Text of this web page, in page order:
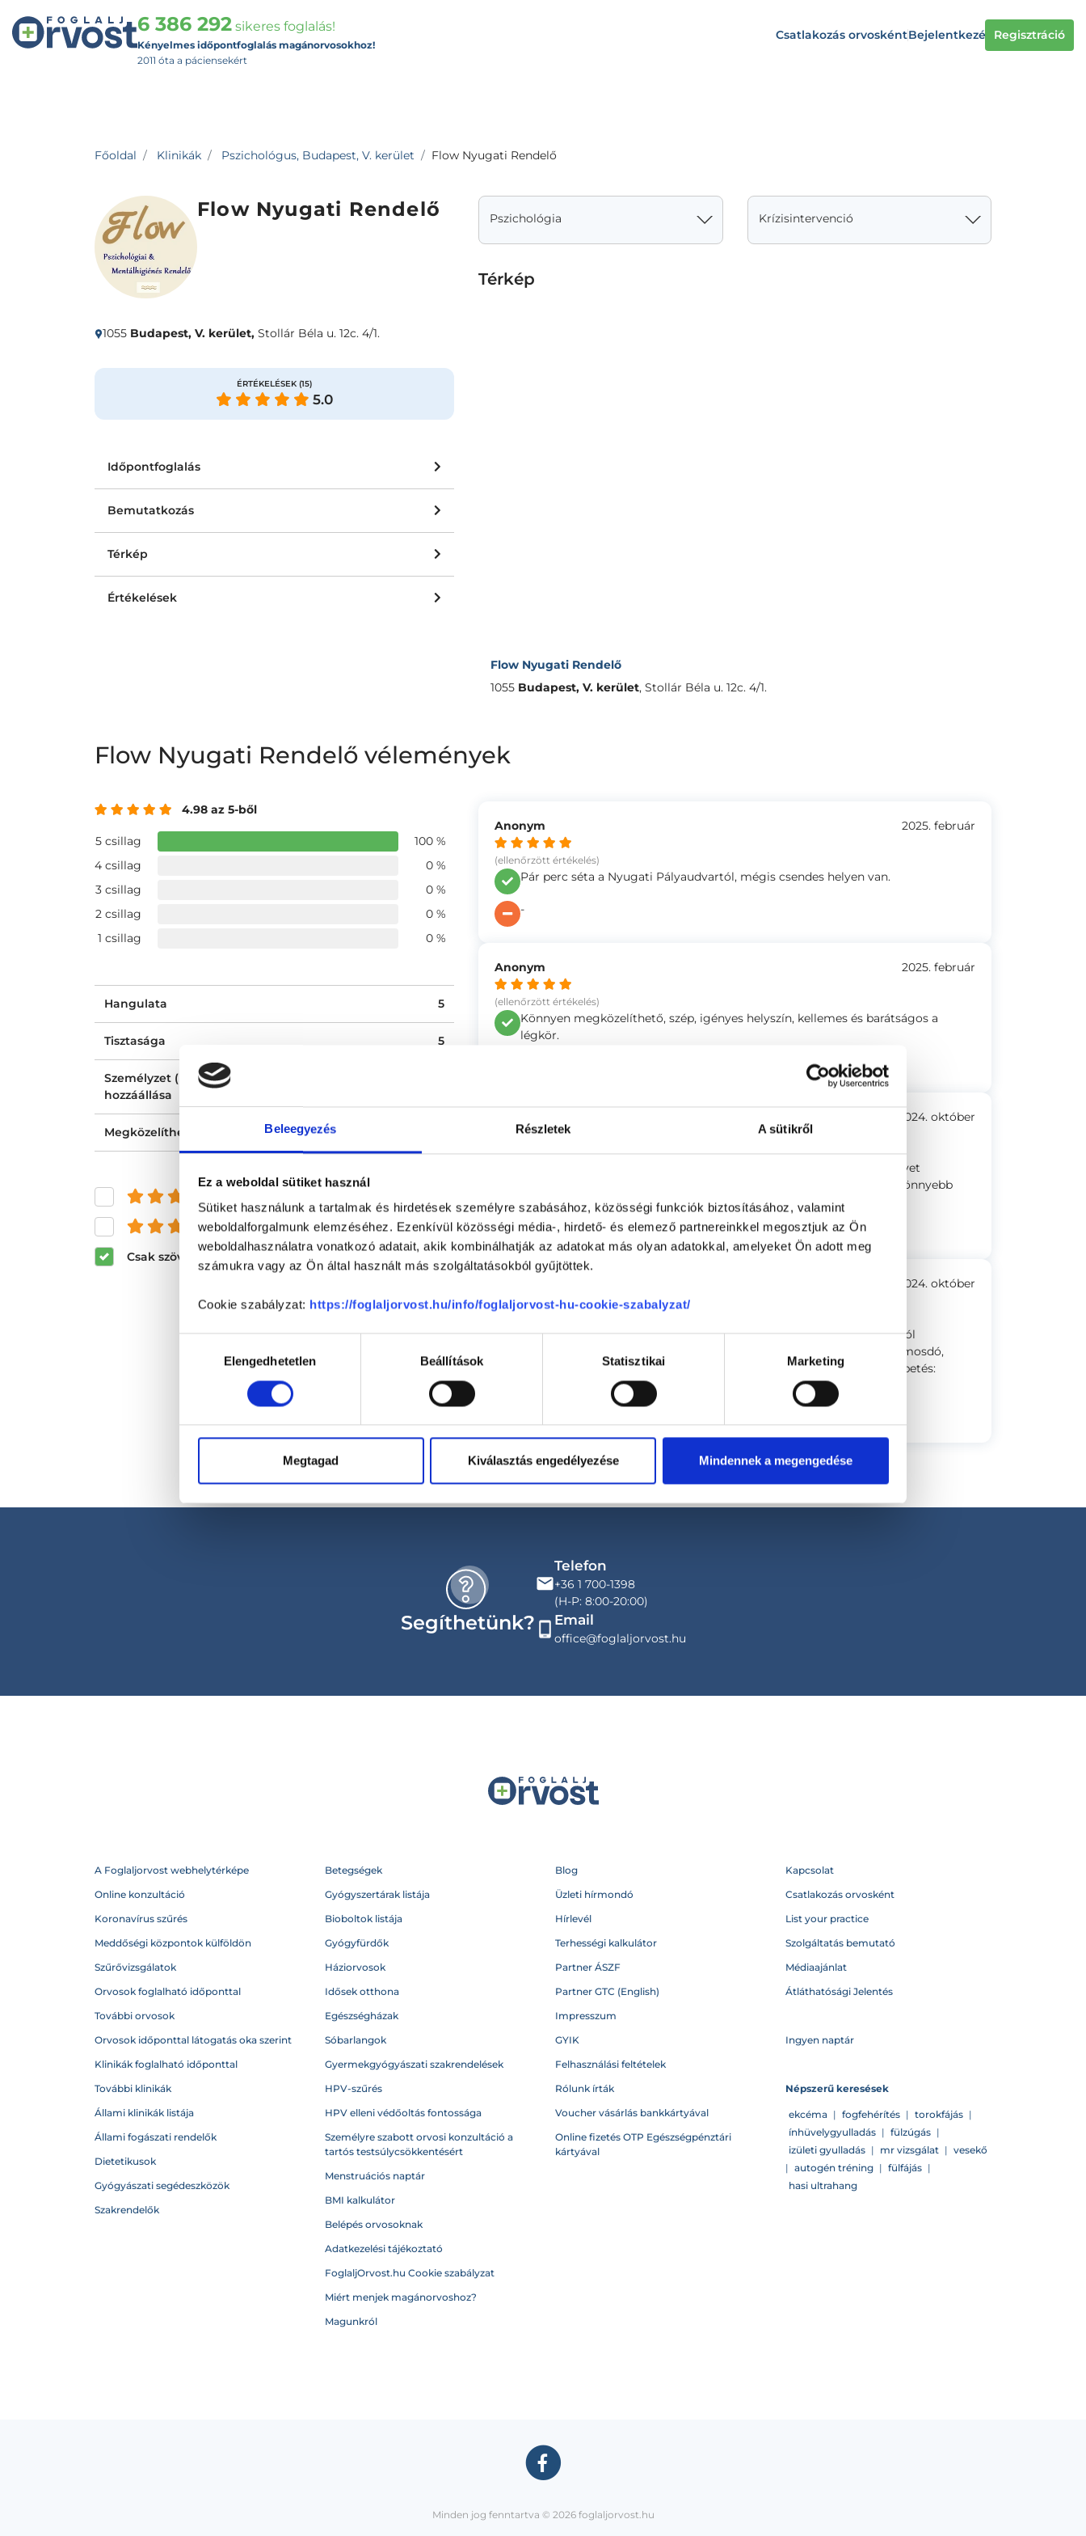
Beleegyezés Részletek A sütikről
Ez a weboldal sütiket használ
Sütiket használunk a tartalmak és hirdetések személyre szabásához, közösségi funkciók biztosításához, valamint
weboldalforgalmunk elemzéséhez. Ezenkívül közösségi média-, hirdető- és elemező partnereinkkel megosztjuk az Ön
weboldalhasználatra vonatkozó adatait, akik kombinálhatják az adatokat más olyan adatokkal, amelyeket Ön adott meg
számukra vagy az Ön által használt más szolgáltatásokból gyűjtöttek.
Cookie szabályzat: https://foglaljorvost.hu/info/foglaljorvost-hu-cookie-szabalyzat/
kiválasztásaElengedhetetlen Beállítások Statisztikai Marketing
Megtagad Kiválasztás engedélyezése Mindennek a megengedése
6 386 292 sikeres foglalás!
Kényelmes időpontfoglalás magánorvosokhoz!
2011 óta a páciensekért
Csatlakozás orvoskéntBejelentkezés Regisztráció
Főoldal Klinikák Pszichológus, Budapest, V. kerület Flow Nyugati Rendelő
Flow Nyugati Rendelő
ÉRTÉKELÉSEK (15)
5.0
1055 Budapest, V. kerület, Stollár Béla u. 12c. 4/1.
Időpontfoglalás
Bemutatkozás
Térkép
Értékelések
Pszichológia Krízisintervenció
Térkép
Flow Nyugati Rendelő
1055 Budapest, V. kerület, Stollár Béla u. 12c. 4/1.
Flow Nyugati Rendelő vélemények
4.98 az 5-ből
5 csillag
100 %
4 csillag
0 %
3 csillag
0 %
2 csillag
0 %
1 csillag
0 %
Hangulata 5
Tisztasága 5
Személyzet (recepció, nővér, asszisztens)
hozzáállása
Megközelíthetősége
és felette
Csak szöveges értékelések megjelenítése
Anonym
(ellenőrzött értékelés)
2025. február
Pár perc séta a Nyugati Pályaudvartól, mégis csendes helyen van.
-
Anonym
(ellenőrzött értékelés)
2025. február
Könnyen megközelíthető, szép, igényes helyszín, kellemes és barátságos a
légkör.
(ellenőrzött értékelés)
2024. október
Nagyon tetszett a hely kialakítása, a sok természetes fény, ami a helyet
bevilágította. A szoba letisztultsága nyugalmat sugárzott, amiben könnyebb
volt otthon éreznem magam.
-
2024. október
Nagyon tetszik, frissen felújított, minden nagyon modern és tiszta. Jól
megközelíthető rendelő a Nyugati mellett, lifttel. A rendelőben van mosdó,
kellemes várakozó, és ami nekem nagyon fontos és kellemes meglepetés:
Segíthetünk?
Telefon
+36 1 700-1398
(H-P: 8:00-20:00)
Email
office@foglaljorvost.hu
A Foglaljorvost webhelytérképe
Online konzultáció
Koronavírus szűrés
Meddőségi központok külföldön
Szűrővizsgálatok
Orvosok foglalható időponttal
További orvosok
Orvosok időponttal látogatás oka szerint
Klinikák foglalható időponttal
További klinikák
Állami klinikák listája
Állami fogászati rendelők
Dietetikusok
Gyógyászati segédeszközök
Szakrendelők
Betegségek
Gyógyszertárak listája
Bioboltok listája
Gyógyfürdők
Háziorvosok
Idősek otthona
Egészségházak
Sóbarlangok
Gyermekgyógyászati szakrendelések
HPV-szűrés
HPV elleni védőoltás fontossága
Személyre szabott orvosi konzultáció a
tartós testsúlycsökkentésért
Menstruációs naptár
BMI kalkulátor
Belépés orvosoknak
Adatkezelési tájékoztató
FoglaljOrvost.hu Cookie szabályzat
Miért menjek magánorvoshoz?
Magunkról
Blog
Üzleti hírmondó
Hírlevél
Terhességi kalkulátor
Partner ÁSZF
Partner GTC (English)
Impresszum
GYIK
Felhasználási feltételek
Rólunk írták
Voucher vásárlás bankkártyával
Online fizetés OTP Egészségpénztári
kártyával
Kapcsolat
Csatlakozás orvosként
List your practice
Szolgáltatás bemutató
Médiaajánlat
Átláthatósági Jelentés
Ingyen naptár
Népszerű keresések
ekcéma | fogfehérítés | torokfájás |
ínhüvelygyulladás | fülzúgás |
izületi gyulladás | mr vizsgálat | vesekő
| autogén tréning | fülfájás |
hasi ultrahang
Minden jog fenntartva © 2026 foglaljorvost.hu